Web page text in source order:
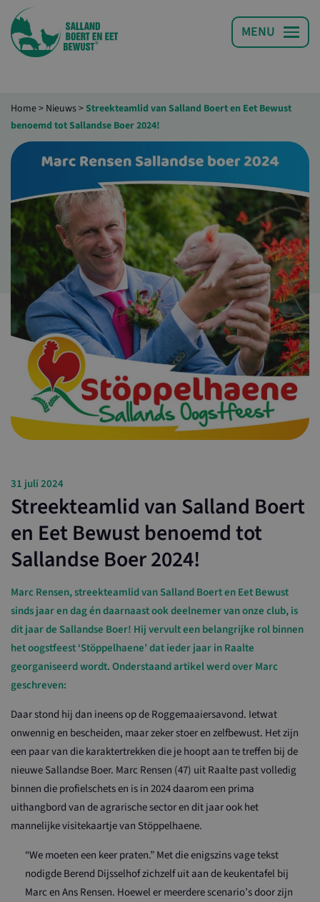
Home> Nieuws>Streekteamlid van Salland Boert en Eet Bewust
benoemd tot Sallandse Boer 2024!
31 juli 2024
Streekteamlid van Salland Boert
en Eet Bewust benoemd tot
Sallandse Boer 2024!
Marc Rensen, streekteamlid van Salland Boert en Eet Bewust
sinds jaar en dag én daarnaast ook deelnemer van onze club, is
dit jaar de Sallandse Boer! Hij vervult een belangrijke rol binnen
het oogstfeest ‘Stöppelhaene’ dat ieder jaar in Raalte
georganiseerd wordt. Onderstaand artikel werd over Marc
geschreven:
Daar stond hij dan ineens op de Roggemaaiersavond. Ietwat
onwennig en bescheiden, maar zeker stoer en zelfbewust. Het zijn
een paar van die karaktertrekken die je hoopt aan te treffen bij de
nieuwe Sallandse Boer. Marc Rensen (47) uit Raalte past volledig
binnen die profielschets en is in 2024 daarom een prima
uithangbord van de agrarische sector en dit jaar ook het
mannelijke visitekaartje van Stöppelhaene.
“We moeten een keer praten.” Met die enigszins vage tekst
nodigde Berend Dijsselhof zichzelf uit aan de keukentafel bij
Marc en Ans Rensen. Hoewel er meerdere scenario’s door zijn